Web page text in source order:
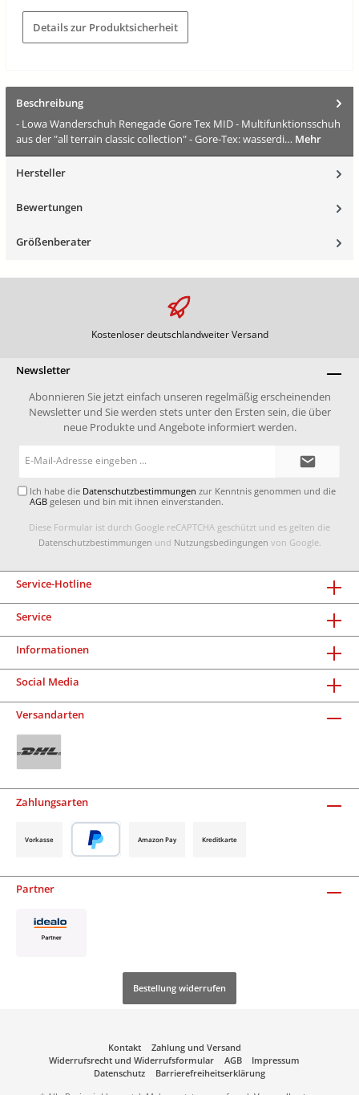
Details zur Produktsicherheit
Beschreibung
- Lowa Wanderschuh Renegade Gore Tex MID - Multifunktionsschuh
aus der "all terrain classic collection" - Gore-Tex: wasserdi… Mehr
Hersteller
Bewertungen
Größenberater
Kostenloser deutschlandweiter Versand
Newsletter
Abonnieren Sie jetzt einfach unseren regelmäßig erscheinenden
Newsletter und Sie werden stets unter den Ersten sein, die über
neue Produkte und Angebote informiert werden.
Ich habe die Datenschutzbestimmungen zur Kenntnis genommen und die
AGB gelesen und bin mit ihnen einverstanden.
Diese Formular ist durch Google reCAPTCHA geschützt und es gelten die
Datenschutzbestimmungen und Nutzungsbedingungen von Google.
Service-Hotline
Service
Informationen
Social Media
Versandarten
Zahlungsarten
Vorkasse Amazon Pay Kreditkarte
Partner
Bestellung widerrufen
Kontakt
Zahlung und Versand
Widerrufsrecht und Widerrufsformular
AGB
Impressum
Datenschutz
Barrierefreiheitserklärung